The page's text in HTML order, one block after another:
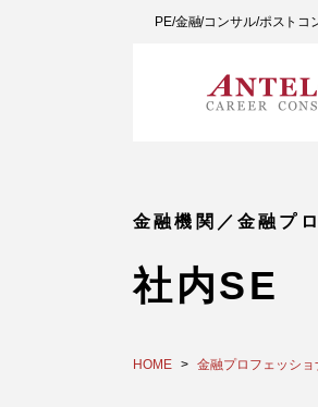
PE/金融/コンサル/ポスト
金融機関／金融プ
社内SE
HOME 金融プロフェッシ